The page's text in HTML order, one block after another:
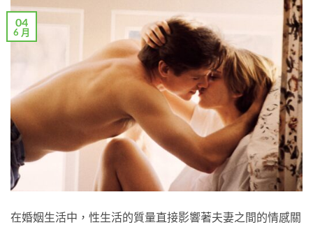
04
6 月
在婚姻生活中，性生活的質量直接影響著夫妻之間的情感關